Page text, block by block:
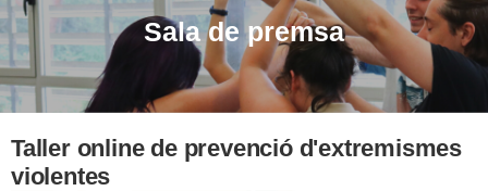
Sala de premsa
Taller online de prevenció d'extremismes
violentes